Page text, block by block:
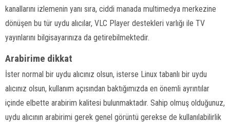
kanallarını izlemenin yanı sıra, ciddi manada multimedya merkezine
dönüşen bu tür uydu alıcılar, VLC Player destekleri varlığı ile TV
yayınlarını bilgisayarınıza da getirebilmektedir.
Arabirime dikkat
İster normal bir uydu alıcınız olsun, isterse Linux tabanlı bir uydu
alıcınız olsun, kullanım açısından baktığımızda en önemli ayrıntılar
içinde elbette arabirim kalitesi bulunmaktadır. Sahip olmuş olduğunuz,
uydu alıcının arabirimi gerek genel görüntü gerekse de kullanılabilirlik